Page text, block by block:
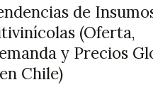
de
(Oferta,
y Precios
Chile)